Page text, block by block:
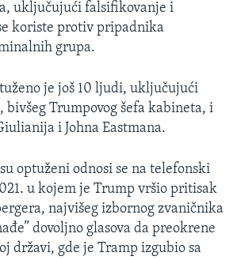
uključujući falsifikovanje i
koriste protiv pripadnika
grupa.
je još 10 ljudi, uključujući
bivšeg Trumpovog šefa kabineta, i
i Johna Eastmana.
optuženi odnosi se na telefonski
u kojem je Trump vršio pritisak
najvišeg izbornog zvaničnika
dovoljno glasova da preokrene
državi, gde je Tramp izgubio sa